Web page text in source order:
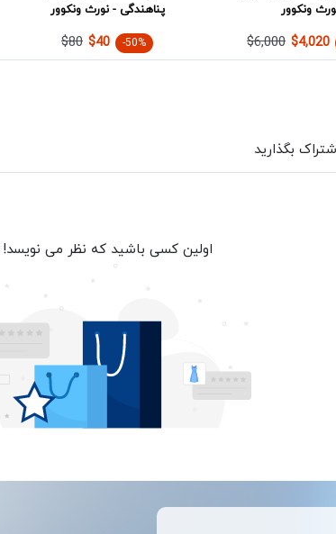
ونکوور
$6,000 $4,020
پناهندگی - نورث ونکوور
$80 $40 -50%
بگذارید
اولین کسی باشید که نظر می نویسد!